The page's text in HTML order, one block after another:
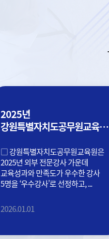
2025년
강원특별자치도공무원교육원,
선정 시상'
□ 강원특별자치도공무원교육원은
2025년 외부 전문강사 가운데
교육성과와 만족도가 우수한 강사
5명을 ‘우수강사’로 선정하고, ...
2026.01.01